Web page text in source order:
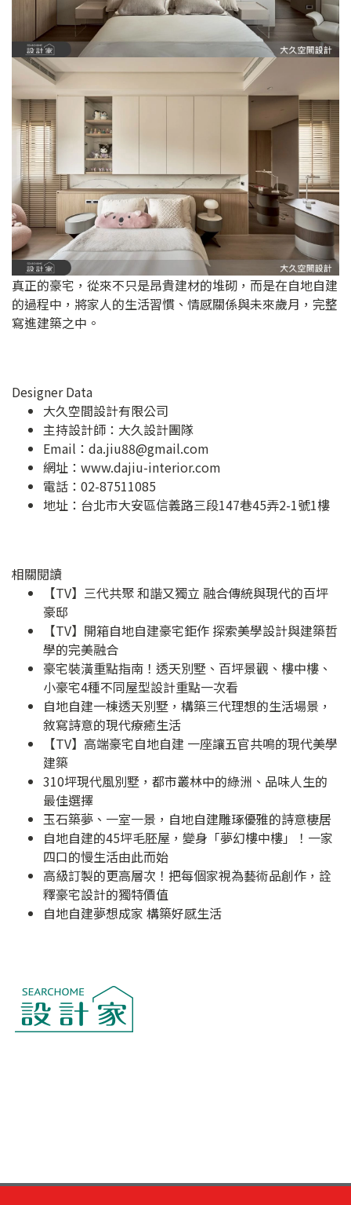
真正的豪宅，從來不只是昂貴建材的堆砌，而是在自地自建
的過程中，將家人的生活習慣、情感關係與未來歲月，完整
寫進建築之中。
Designer Data
大久空間設計有限公司
主持設計師：大久設計團隊
Email： da.jiu88@gmail.com
網址： www.dajiu-interior.com
電話：02-87511085
地址： 台北市大安區信義路三段147巷45弄2-1號1樓
相關閱讀
【TV】三代共聚 和諧又獨立 融合傳統與現代的百坪
豪邸
【TV】開箱自地自建豪宅鉅作 探索美學設計與建築哲
學的完美融合
豪宅裝潢重點指南！透天別墅、百坪景觀、樓中樓、
小豪宅4種不同屋型設計重點一次看
自地自建一棟透天別墅，構築三代理想的生活場景，
敘寫詩意的現代療癒生活
【TV】高端豪宅自地自建 一座讓五官共鳴的現代美學
建築
310坪現代風別墅，都市叢林中的綠洲、品味人生的
最佳選擇
玉石築夢、一室一景，自地自建雕琢優雅的詩意棲居
自地自建的45坪毛胚屋，變身「夢幻樓中樓」！一家
四口的慢生活由此而始
高級訂製的更高層次！把每個家視為藝術品創作，詮
釋豪宅設計的獨特價值
自地自建夢想成家 構築好感生活